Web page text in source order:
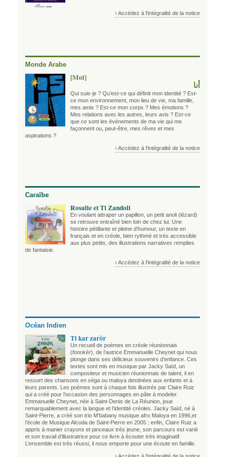
› Accédez à l'intégralité de la notice
Monde Arabe
[Moi]
أنا
Qui suis-je ? Qu’est-ce qui définit mon identité ? Est-
ce mon environnement, mon lieu de vie, ma famille,
mes amis ? Est-ce mon corps ? Mes émotions ?
Mes relations avec les autres, leurs avis ? Est-ce
que ce sont les événements de ma vie qui me
façonnent ou, peut-être, mes rêves et mes
aspirations ?
› Accédez à l'intégralité de la notice
Caraïbe
Rosalie et Ti Zandoli
En voulant attraper un papillon, un petit anoli (lézard)
se retrouve entraîné bien loin de chez lui. Une
histoire pétillante et pleine d’humour, un texte en
français et en créole, bien rythmé et très accessible
aux plus petits, des illustrations narratives remplies
de fantaisie.
› Accédez à l'intégralité de la notice
Océan Indien
Ti kar zarör
Un recueil de poèmes en créole réunionnais
(fonnkèr), de l’autrice Emmanuelle Cheynet qui nous
plonge dans ses délicieux souvenirs d’enfance. Ces
textes sont mis en musique par Jacky Saïd, un
compositeur et musicien réunionnais de talent, il en
ressort des chansons en séga ou maloya destinées aux enfants et à
leurs parents. Les poèmes sont à chaque fois illustrés par Claire Ruiz
qui a créé pour l’occasion des personnages en pâte à modeler.
Emmanuelle Cheynet, née à Saint-Denis de La Réunion, joue
remarquablement avec la langue et l’identité créoles. Jacky Saïd, né à
Saint-Pierre, a créé son trio M’babany musique afro Maloya en 1996,et
l’école de Musique Alcoda de Saint-Pierre en 2005 ; enfin, Claire Ruiz a
appris à manier crayons et pinceaux très jeune, son parcours est varié
et son travail d’illustratrice pour ce livre à écouter très imaginatif.
L’ensemble est très réussi, il nous emporte pour une écoute en famille.